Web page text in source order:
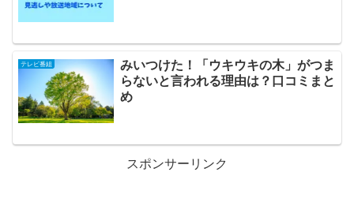
テレビ番組
みいつけた！「ウキウキの木」がつま
らないと言われる理由は？口コミまと
め
スポンサーリンク